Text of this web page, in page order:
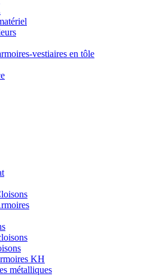
vestiaires en tôle
KH
métalliques